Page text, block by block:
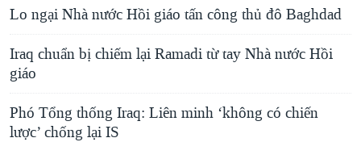
Lo ngại Nhà nước Hồi giáo tấn công thủ đô Baghdad
Iraq chuẩn bị chiếm lại Ramadi từ tay Nhà nước Hồi
giáo
Phó Tổng thống Iraq: Liên minh ‘không có chiến
lược’ chống lại IS